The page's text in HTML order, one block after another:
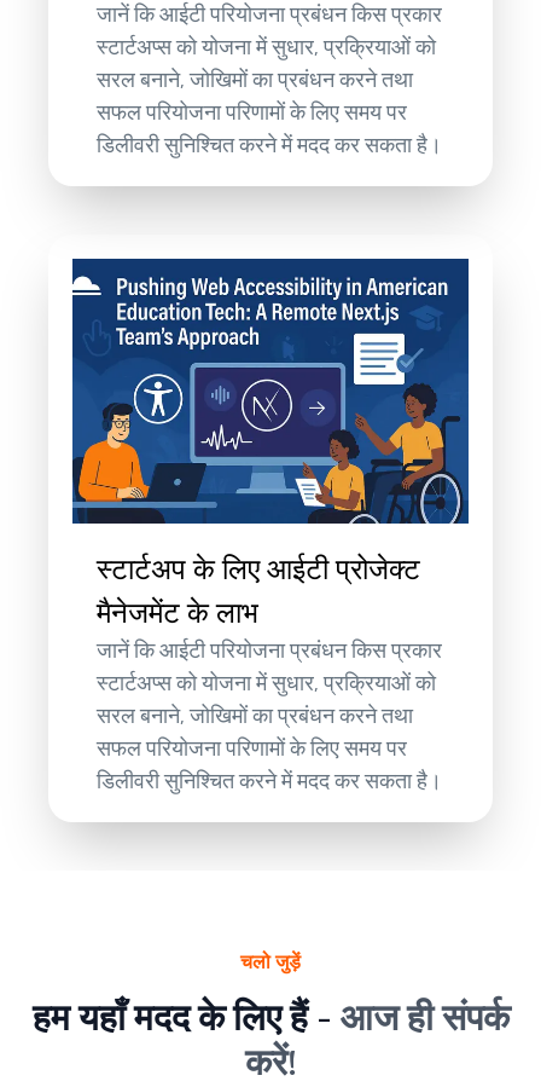
जानें कि आईटी परियोजना प्रबंधन किस प्रकार
स्टार्टअप्स को योजना में सुधार, प्रक्रियाओं को
सरल बनाने, जोखिमों का प्रबंधन करने तथा
सफल परियोजना परिणामों के लिए समय पर
डिलीवरी सुनिश्चित करने में मदद कर सकता है।
स्टार्टअप के लिए आईटी प्रोजेक्ट
मैनेजमेंट के लाभ
जानें कि आईटी परियोजना प्रबंधन किस प्रकार
स्टार्टअप्स को योजना में सुधार, प्रक्रियाओं को
सरल बनाने, जोखिमों का प्रबंधन करने तथा
सफल परियोजना परिणामों के लिए समय पर
डिलीवरी सुनिश्चित करने में मदद कर सकता है।
चलो जुड़ें
हम यहाँ मदद के लिए हैं - आज ही संपर्क
करें!